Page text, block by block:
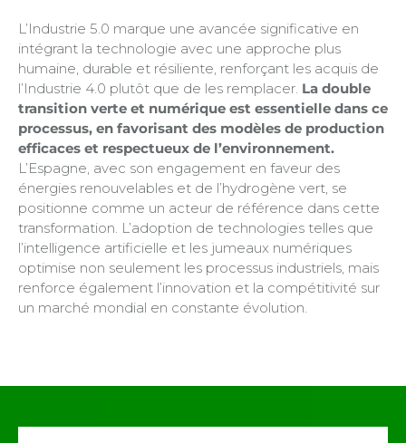
L’Industrie 5.0 marque une avancée significative en
intégrant la technologie avec une approche plus
humaine, durable et résiliente, renforçant les acquis de
l’Industrie 4.0 plutôt que de les remplacer. La double
transition verte et numérique est essentielle dans ce
processus, en favorisant des modèles de production
efficaces et respectueux de l’environnement.
L’Espagne, avec son engagement en faveur des
énergies renouvelables et de l’hydrogène vert, se
positionne comme un acteur de référence dans cette
transformation. L’adoption de technologies telles que
l’intelligence artificielle et les jumeaux numériques
optimise non seulement les processus industriels, mais
renforce également l’innovation et la compétitivité sur
un marché mondial en constante évolution.